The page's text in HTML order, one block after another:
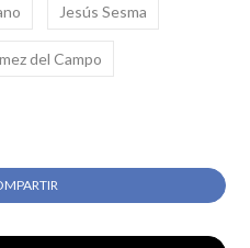
Jesús Sesma
del Campo